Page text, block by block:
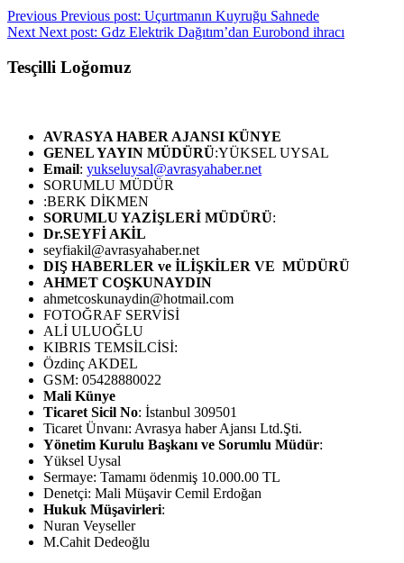
Previous Previous post: Uçurtmanın Kuyruğu Sahnede
Next Next post: Gdz Elektrik Dağıtım’dan Eurobond ihracı
Tesçilli Loğomuz
AVRASYA HABER AJANSI KÜNYE
GENEL YAYIN MÜDÜRÜ:YÜKSEL UYSAL
Email: yukseluysal@avrasyahaber.net
SORUMLU MÜDÜR
:BERK DİKMEN
SORUMLU YAZİŞLERİ MÜDÜRÜ:
Dr.SEYFİ AKİL
seyfiakil@avrasyahaber.net
DIŞ HABERLER ve İLİŞKİLER VE MÜDÜRÜ
AHMET COŞKUNAYDIN
ahmetcoskunaydin@hotmail.com
FOTOĞRAF SERVİSİ
ALİ ULUOĞLU
KIBRIS TEMSİLCİSİ:
Özdinç AKDEL
GSM: 05428880022
Mali Künye
Ticaret Sicil No: İstanbul 309501
Ticaret Ünvanı: Avrasya haber Ajansı Ltd.Şti.
Yönetim Kurulu Başkanı ve Sorumlu Müdür:
Yüksel Uysal
Sermaye: Tamamı ödenmiş 10.000.00 TL
Denetçi: Mali Müşavir Cemil Erdoğan
Hukuk Müşavirleri:
Nuran Veyseller
M.Cahit Dedeoğlu